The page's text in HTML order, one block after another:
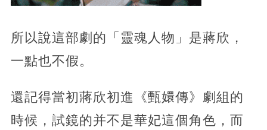
所以說這部劇的「靈魂人物」是蔣欣，
一點也不假。
還記得當初蔣欣初進《甄嬛傳》劇組的
時候，試鏡的并不是華妃這個角色，而